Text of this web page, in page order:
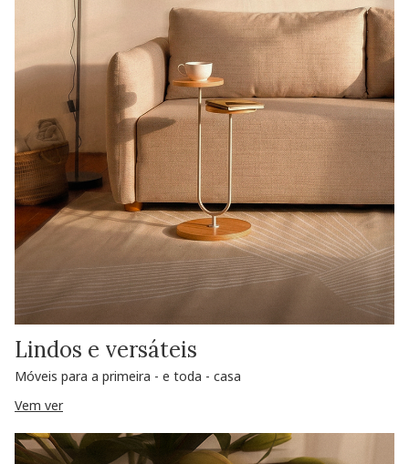
Lindos e versáteis
Móveis para a primeira - e toda - casa
Vem ver